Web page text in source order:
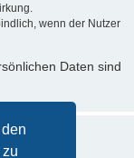
wenn der Nutzer
Daten sind